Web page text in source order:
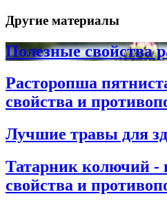
Другие материалы
Полезные свойства
Расторопша
свойства и
Лучшие травы для
Татарник колючий -
свойства и